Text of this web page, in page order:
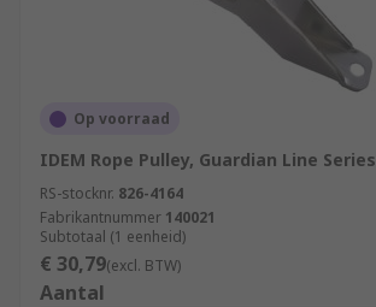
Op voorraad
IDEM Rope Pulley, Guardian Line Series
RS-stocknr. 826-4164
Fabrikantnummer 140021
Subtotaal (1 eenheid)
€ 30,79(excl. BTW)
Aantal